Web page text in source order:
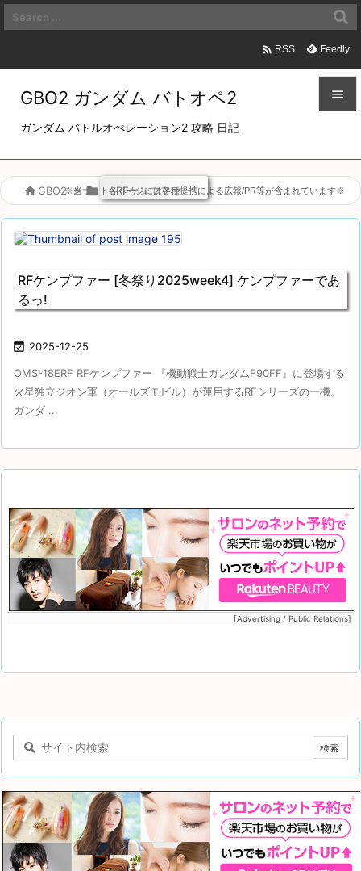
GBO2 ガンダム バトオペ2
ガンダム バトルオぺレーション2 攻略 日記

サイド


検索
 RSS Feedly
GBO2 >  RFケンプファー
※当サイト各ページには各種提携による広報/PR等が含まれています※
RFケンプファー [冬祭り2025week4] ケンプファーであ
るっ!
 2025-12-25
OMS-18ERF RFケンプファー 『機動戦士ガンダムF90FF』に登場する
火星独立ジオン軍（オールズモビル）が運用するRFシリーズの一機。
ガンダ ...
[Advertising / Public Relations]